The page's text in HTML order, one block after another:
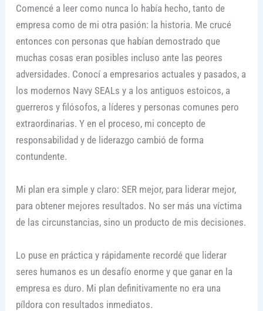
Comencé a leer como nunca lo había hecho, tanto de
empresa como de mi otra pasión: la historia. Me crucé
entonces con personas que habían demostrado que
muchas cosas eran posibles incluso ante las peores
adversidades. Conocí a empresarios actuales y pasados, a
los modernos Navy SEALs y a los antiguos estoicos, a
guerreros y filósofos, a líderes y personas comunes pero
extraordinarias. Y en el proceso, mi concepto de
responsabilidad y de liderazgo cambió de forma
contundente.
Mi plan era simple y claro: SER mejor, para liderar mejor,
para obtener mejores resultados. No ser más una víctima
de las circunstancias, sino un producto de mis decisiones.
Lo puse en práctica y rápidamente recordé que liderar
seres humanos es un desafío enorme y que ganar en la
empresa es duro. Mi plan definitivamente no era una
píldora con resultados inmediatos.